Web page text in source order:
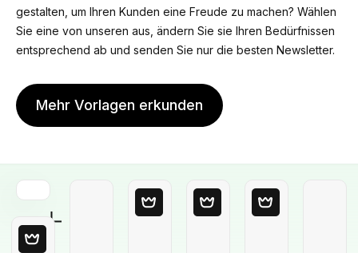
gestalten, um Ihren Kunden eine Freude zu machen? Wählen
Sie eine von unseren aus, ändern Sie sie Ihren Bedürfnissen
entsprechend ab und senden Sie nur die besten Newsletter.
Mehr Vorlagen erkunden